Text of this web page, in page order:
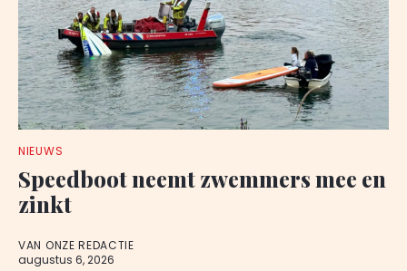
NIEUWS
Speedboot neemt zwemmers mee en
zinkt
VAN ONZE REDACTIE
augustus 6, 2026